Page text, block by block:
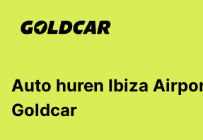
Auto huren Ibiza
Goldcar